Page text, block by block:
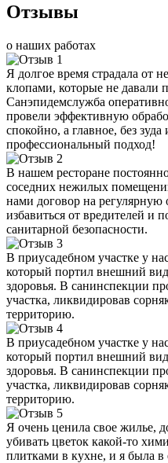
Отзывы
о наших работах
Я долгое время страдала от
клопами, которые не давали
Санэпидемслужба
провели эффективную
спокойно, а главное, без
профессиональный подход!
В нашем ресторане
соседних нежилых
нами договор на регулярную
избавиться от вредителей и
санитарной безопасности.
В приусадебном участке у
который портил внешний вид
здоровья. В санинспекции
участка, ликвидировав
территорию.
В приусадебном участке у
который портил внешний вид
здоровья. В санинспекции
участка, ликвидировав
территорию.
Я очень ценила свое жилье,
убивать цветок какой-то
плитками в кухне, и я была в